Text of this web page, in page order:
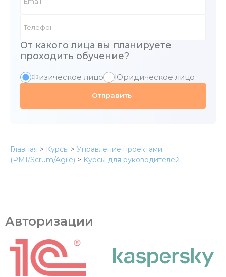
От какого лица вы планируете
проходить обучение?
Физическое лицо Юридическое лицо
Главная > Курсы > Управление проектами
(PMI/Scrum/Agile) > Курсы для руководителей
Авторизации